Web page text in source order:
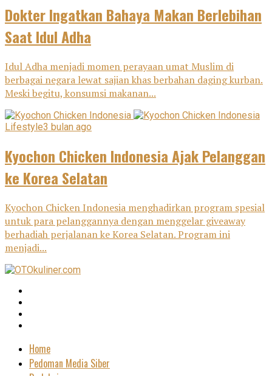
Dokter Ingatkan Bahaya Makan Berlebihan
Saat Idul Adha
Idul Adha menjadi momen perayaan umat Muslim di
berbagai negara lewat sajian khas berbahan daging kurban.
Meski begitu, konsumsi makanan...
Lifestyle3 bulan ago
Kyochon Chicken Indonesia Ajak Pelanggan
ke Korea Selatan
Kyochon Chicken Indonesia menghadirkan program spesial
untuk para pelanggannya dengan menggelar giveaway
berhadiah perjalanan ke Korea Selatan. Program ini
menjadi...
Home
Pedoman Media Siber